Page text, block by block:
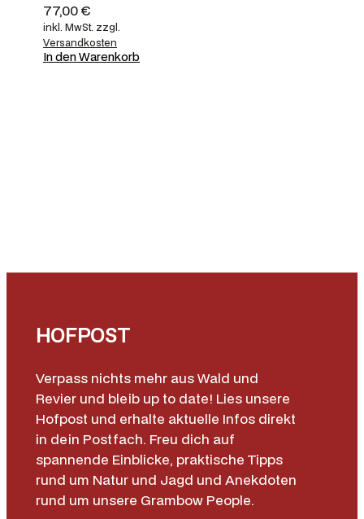
77,00€
inkl. MwSt. zzgl.
Versandkosten
In den Warenkorb
HOFPOST
Verpass nichts mehr aus Wald und
Revier und bleib up to date! Lies unsere
Hofpost und erhalte aktuelle Infos direkt
in dein Postfach. Freu dich auf
spannende Einblicke, praktische Tipps
rund um Natur und Jagd und Anekdoten
rund um unsere Grambow People.